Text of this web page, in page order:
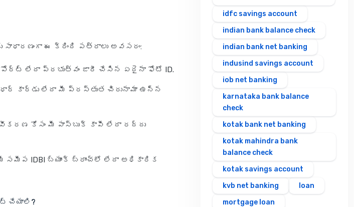
సాధారణంగా ఈ క్రింది పత్రాలు అవసరం:
లేదా ప్రభుత్వం జారీ చేసిన ఏదైనా ఫోటో ID.
కార్డు లేదా మీ ప్రస్తుత చిరునామా ఉన్న
కోసం మీ పాస్‌బుక్ కాపీ లేదా రద్దు
సమీప IDBI బ్యాంక్ బ్రాంచ్‌లో లేదా అధికారిక
చేయాలి?
idfc savings account
indian bank balance check
indian bank net banking
indusind savings account
iob net banking
karnataka bank balance
check
kotak bank net banking
kotak mahindra bank
balance check
kotak savings account
kvb net banking
loan
mortgage loan